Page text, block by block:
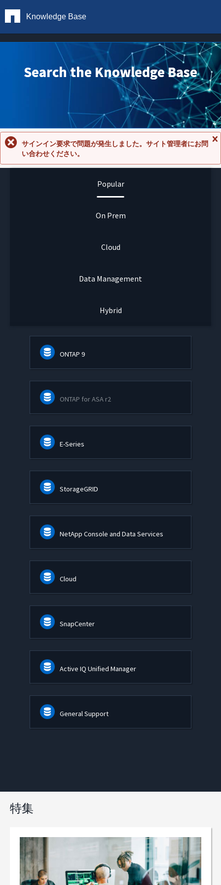
Knowledge Base
Search the Knowledge Base
セ
サインイン要求で問題が発生しました。サイト管理者にお問
い合わせください。
Popular
On Prem
Cloud
Data Management
Hybrid
ONTAP 9
ONTAP for ASA r2
E-Series
StorageGRID
NetApp Console and Data Services
Cloud
SnapCenter
Active IQ Unified Manager
General Support
特集